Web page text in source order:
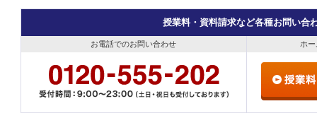
授業料・資料請求など各種お問い合
お電話でのお問い合わせ ホ